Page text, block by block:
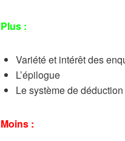
Plus :
Variété et intérêt des
L’épilogue
Le système de
Moins :